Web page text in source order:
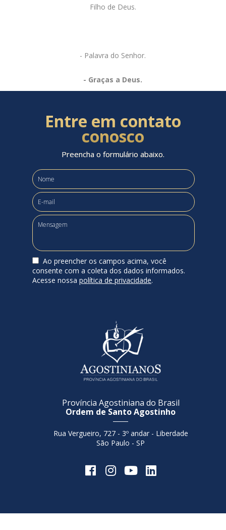
Filho de Deus.
- Palavra do Senhor.
- Graças a Deus.
Entre em contato
conosco
Preencha o formulário abaixo.
Ao preencher os campos acima, você
consente com a coleta dos dados informados.
Acesse nossa política de privacidade.
Província Agostiniana do Brasil
Ordem de Santo Agostinho
Rua Vergueiro, 727 - 3º andar - Liberdade
São Paulo - SP